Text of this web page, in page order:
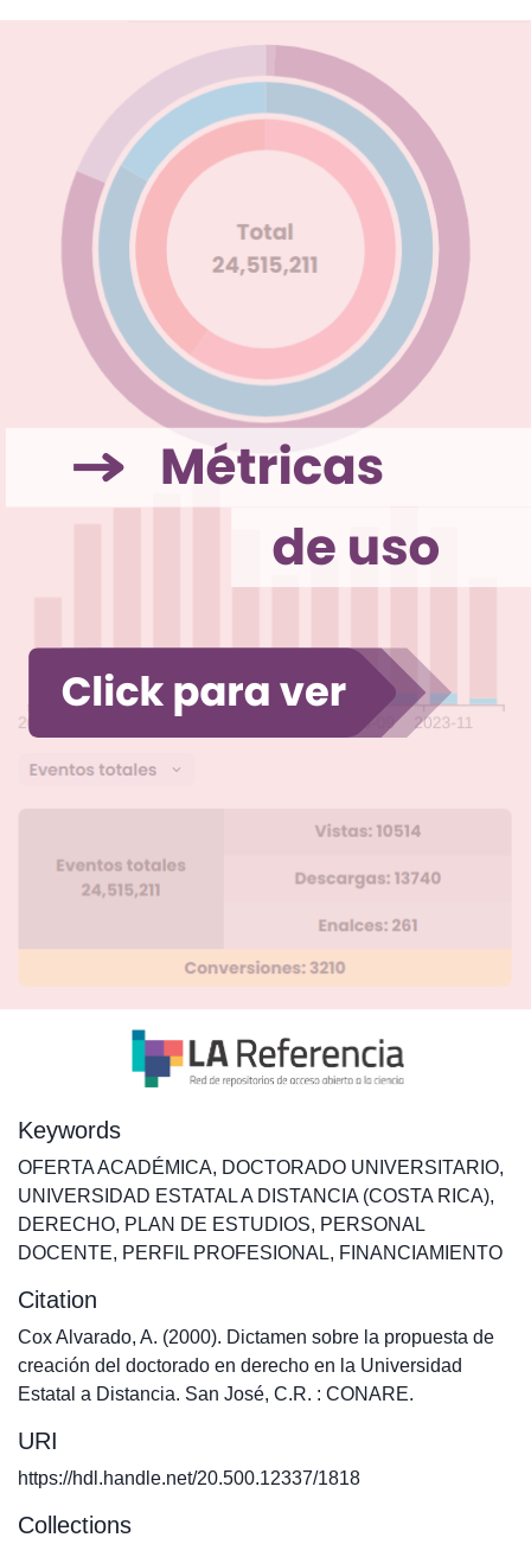
Keywords
OFERTA ACADÉMICA, DOCTORADO UNIVERSITARIO,
UNIVERSIDAD ESTATAL A DISTANCIA (COSTA RICA),
DERECHO, PLAN DE ESTUDIOS, PERSONAL
DOCENTE, PERFIL PROFESIONAL, FINANCIAMIENTO
Citation
Cox Alvarado, A. (2000). Dictamen sobre la propuesta de
creación del doctorado en derecho en la Universidad
Estatal a Distancia. San José, C.R. : CONARE.
URI
https://hdl.handle.net/20.500.12337/1818
Collections